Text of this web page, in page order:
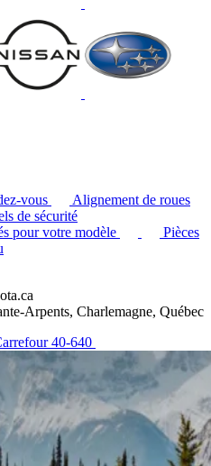
vous
Alignement de roues
de sécurité
pour votre modèle
Pièces
Arpents, Charlemagne, Québec
40-640